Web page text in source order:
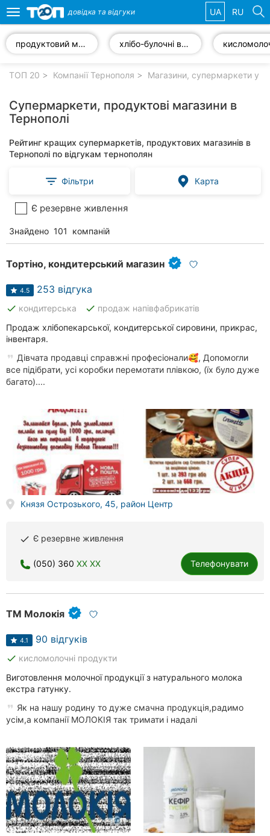
компанії
рубрики:
клініки
Стоматології
Ветеринарні
Всі
рубрики
міста:
Тернопіль
Вінниця
Житомир
Харків
Запоріжжя
Дніпро
Кривий
Ріг
Миколаїв
Херсон
Toggle
navigation
довідка та відгуки UA RU
продуктовий магазин хлібо-булочні вироби
ТОП 20 Компанії Тернополя Магазини, супермаркети у
Супермаркети, продуктові магазини в
Тернополі
Рейтинг кращих супермаркетів, продуктових магазинів в
Тернополі по відгукам тернополян
Фільтри Карта
Є резервне живлення
Знайдено 101 компаній
Тортіно, кондитерський магазин
4.5 253 відгука
done кондитерська done продаж напівфабрикатів
Продаж хлібопекарської, кондитерської сировини, прикрас,
інвентаря.
Дівчата продавці справжні професіонали🥰, Допомогли
все підібрати, усі коробки перемотати плівкою, (їх було дуже
багато)....
Князя Острозького, 45, район Центр
done Є резервне живлення
(050) 360 XX XX Телефонувати
ТМ Молокія
4.1 90 відгуків
done кисломолочні продукти
Виготовлення молочної продукції з натурального молока
екстра гатунку.
Як на нашу родину то дуже смачна продукція,радимо
усім,а компанії МОЛОКІЯ так тримати і надалі